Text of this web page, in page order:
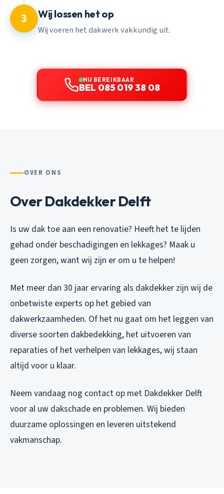
3 Wij lossen het op
Wij voeren het dakwerk vakkundig uit.
NU BEREIKBAAR
BEL 085 019 38 08
OVER ONS
Over Dakdekker Delft
Is uw dak toe aan een renovatie? Heeft het te lijden
gehad onder beschadigingen en lekkages? Maak u
geen zorgen, want wij zijn er om u te helpen!
Met meer dan 30 jaar ervaring als dakdekker zijn wij de
onbetwiste experts op het gebied van
dakwerkzaamheden. Of het nu gaat om het leggen van
diverse soorten dakbedekking, het uitvoeren van
reparaties of het verhelpen van lekkages, wij staan
altijd voor u klaar.
Neem vandaag nog contact op met Dakdekker Delft
voor al uw dakschade en problemen. Wij bieden
duurzame oplossingen en leveren uitstekend
vakmanschap.